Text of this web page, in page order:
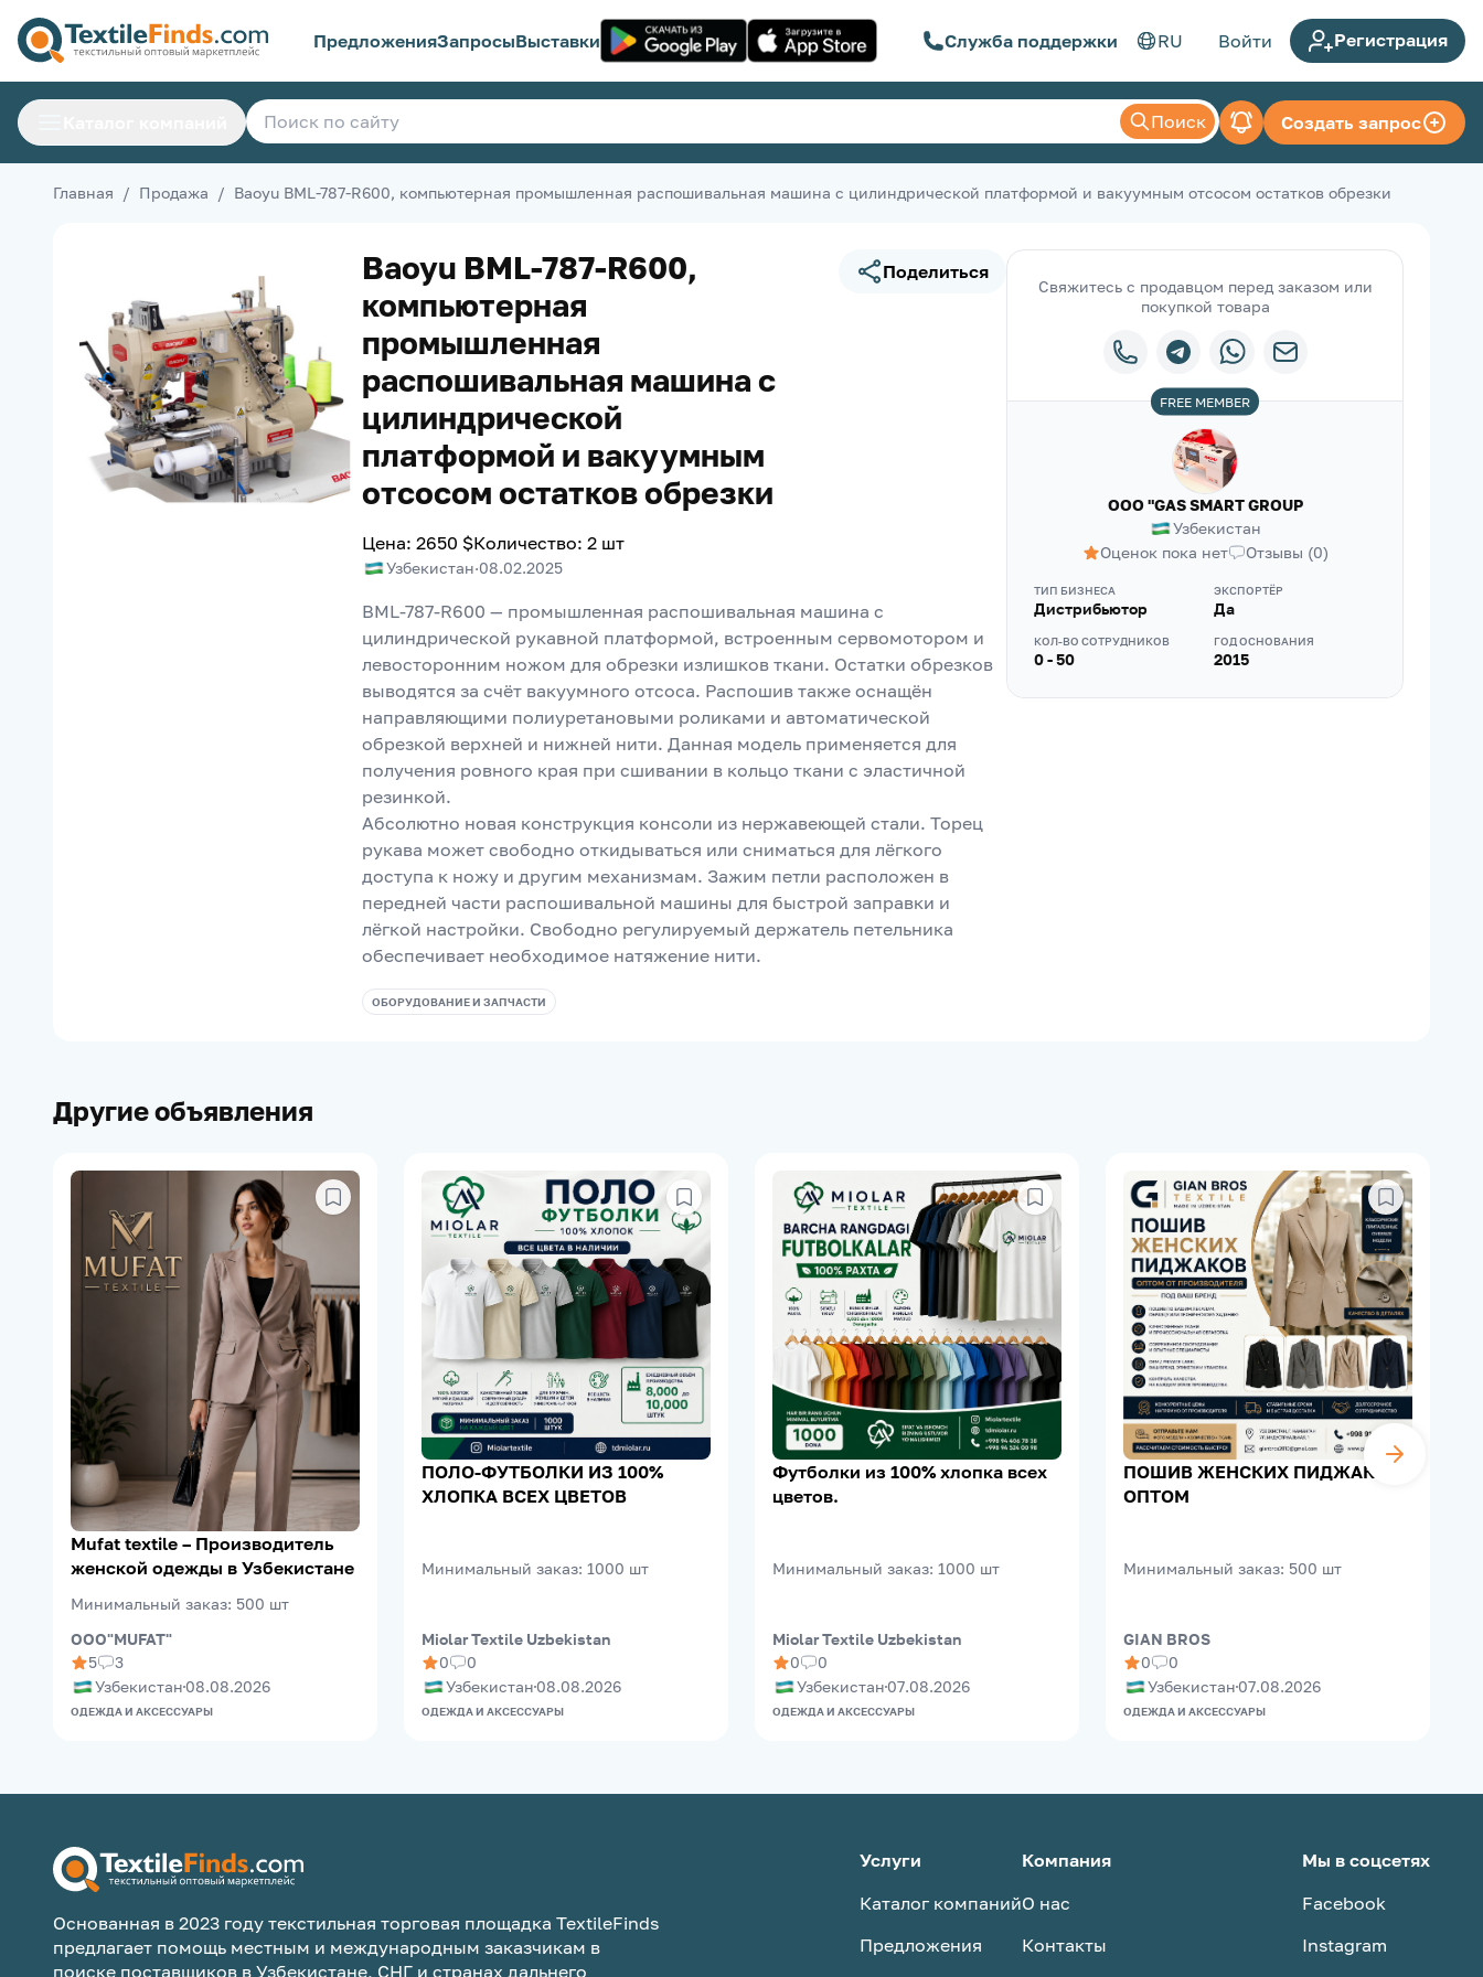
ПредложенияЗапросыВыставки Служба поддержки RU Войти Регистрация
Поиск Создать запрос
Главная / Продажа / Baoyu BML-787-R600, компьютерная промышленная распошивальная машина с цилиндрической платформой и вакуумным отсосом остатков обрезки
Baoyu BML-787-R600,
компьютерная
промышленная
распошивальная машина с
цилиндрической
платформой и вакуумным
отсосом остатков обрезки
Поделиться
Цена: 2650 $Количество: 2 шт
Узбекистан·08.02.2025
BML-787-R600 — промышленная распошивальная машина с
цилиндрической рукавной платформой, встроенным сервомотором и
левосторонним ножом для обрезки излишков ткани. Остатки обрезков
выводятся за счёт вакуумного отсоса. Распошив также оснащён
направляющими полиуретановыми роликами и автоматической
обрезкой верхней и нижней нити. Данная модель применяется для
получения ровного края при сшивании в кольцо ткани с эластичной
резинкой.
Абсолютно новая конструкция консоли из нержавеющей стали. Торец
рукава может свободно откидываться или сниматься для лёгкого
доступа к ножу и другим механизмам. Зажим петли расположен в
передней части распошивальной машины для быстрой заправки и
лёгкой настройки. Свободно регулируемый держатель петельника
обеспечивает необходимое натяжение нити.
ОБОРУДОВАНИЕ И ЗАПЧАСТИ
Свяжитесь с продавцом перед заказом или
покупкой товара
OOO "GAS SMART GROUP
Узбекистан
Оценок пока нет
Отзывы (0)
ТИП БИЗНЕСА
Дистрибьютор
ЭКСПОРТЁР
Да
КОЛ-ВО СОТРУДНИКОВ
0 - 50
ГОД ОСНОВАНИЯ
2015
FREE MEMBER
Другие объявления
Mufat textile – Производитель
женской одежды в Узбекистане
Минимальный заказ: 500 шт
OOO"MUFAT"
5
3
Узбекистан 08.08.2026
ОДЕЖДА И АКСЕССУАРЫ
ПОЛО-ФУТБОЛКИ ИЗ 100%
ХЛОПКА ВСЕХ ЦВЕТОВ
Минимальный заказ: 1000 шт
Miolar Textile Uzbekistan
0
0
Узбекистан 08.08.2026
ОДЕЖДА И АКСЕССУАРЫ
Футболки из 100% хлопка всех
цветов.
Минимальный заказ: 1000 шт
Miolar Textile Uzbekistan
0
0
Узбекистан 07.08.2026
ОДЕЖДА И АКСЕССУАРЫ
ПОШИВ ЖЕНСКИХ ПИДЖАКОВ
ОПТОМ
Минимальный заказ: 500 шт
GIAN BROS
0
0
Узбекистан 07.08.2026
ОДЕЖДА И АКСЕССУАРЫ
Основанная в 2023 году текстильная торговая площадка TextileFinds
предлагает помощь местным и международным заказчикам в
поиске поставщиков в Узбекистане, СНГ и странах дальнего
Услуги
Каталог компаний
Предложения
Компания
О нас
Контакты
Мы в соцсетях
Facebook
Instagram